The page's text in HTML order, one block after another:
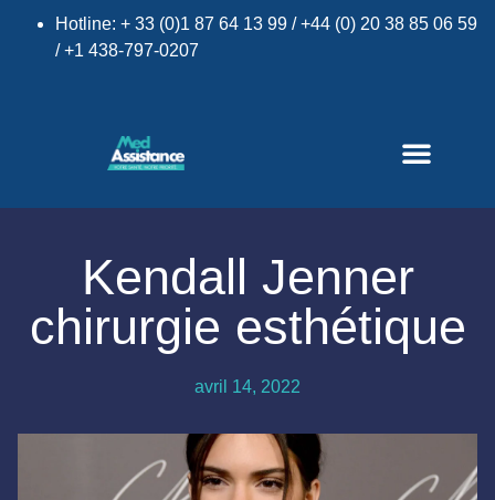
Hotline: + 33 (0)1 87 64 13 99 / +44 (0) 20 38 85 06 59
/ +1 438-797-0207
Kendall Jenner
chirurgie esthétique
avril 14, 2022
×